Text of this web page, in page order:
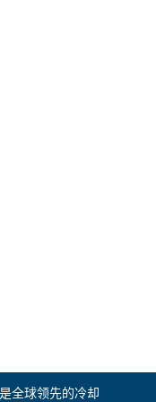
全球领先的冷却